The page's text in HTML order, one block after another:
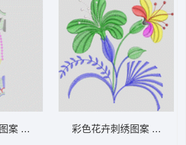
案 家纺 窗帘 装饰彩色花卉刺绣图案 家纺 窗